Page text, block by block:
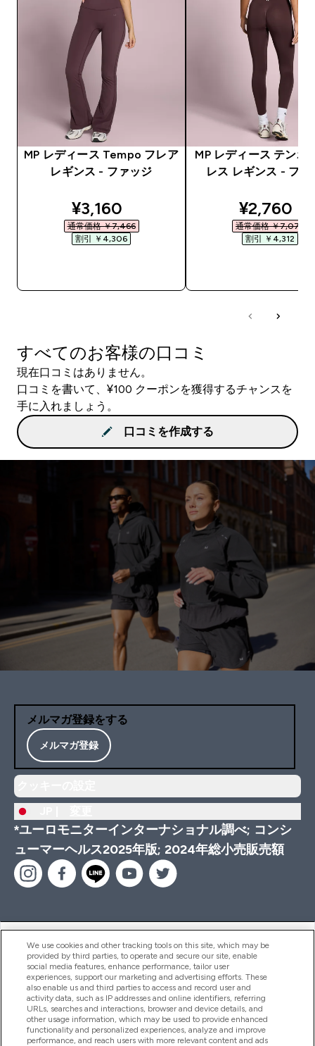
MP レディース Tempo フレア
レギンス - ファッジ
discounted price
¥3,160‎
通常価格 ￥7,466‎
割引 ￥4,306‎
MP レディース テンポ
レス レギンス - ファ
¥2,760‎
通常価格 ￥7,072‎
割引 ￥4,312‎
すべてのお客様の口コミ
現在口コミはありません。
口コミを書いて、¥100 クーポンを獲得するチャンスを
手に入れましょう。
口コミを作成する
メルマガ登録をする
メルマガ登録
*ユーロモニターインターナショナル調べ; コンシ
ューマーヘルス2025年版; 2024年総小売販売額
ヘルプ＆ガイド
商品について
会社概要
We use cookies and other tracking tools on this site, which may be
provided by third parties, to operate and secure our site, enable
social media features, enhance performance, tailor user
experiences, support our marketing and advertising efforts. These
also enable us and third parties to access and record user and
activity data, such as IP addresses and online identifiers, referring
URLs, searches and interactions, browser and device details, and
other usage information, which may be used to provide enhanced
functionality and personalized experiences, analyze and improve
performance, and reach users with more relevant content and ads